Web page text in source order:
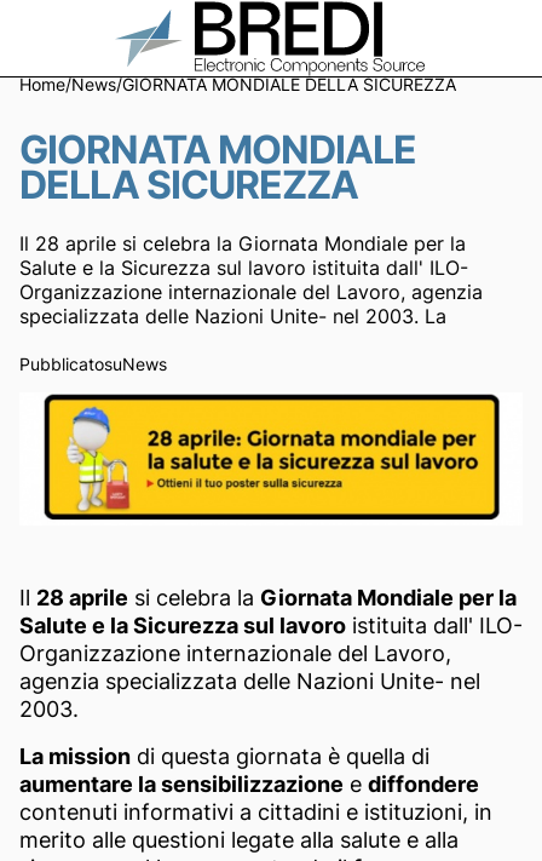
Home/News/GIORNATA MONDIALE DELLA SICUREZZA
GIORNATA MONDIALE
DELLA SICUREZZA
Il 28 aprile si celebra la Giornata Mondiale per la
Salute e la Sicurezza sul lavoro istituita dall' ILO-
Organizzazione internazionale del Lavoro, agenzia
specializzata delle Nazioni Unite- nel 2003. La
PubblicatosuNews
Il 28 aprile si celebra la Giornata Mondiale per la
Salute e la Sicurezza sul lavoro istituita dall' ILO-
Organizzazione internazionale del Lavoro,
agenzia specializzata delle Nazioni Unite- nel
2003.
La mission di questa giornata è quella di
aumentare la sensibilizzazione e diffondere
contenuti informativi a cittadini e istituzioni, in
merito alle questioni legate alla salute e alla